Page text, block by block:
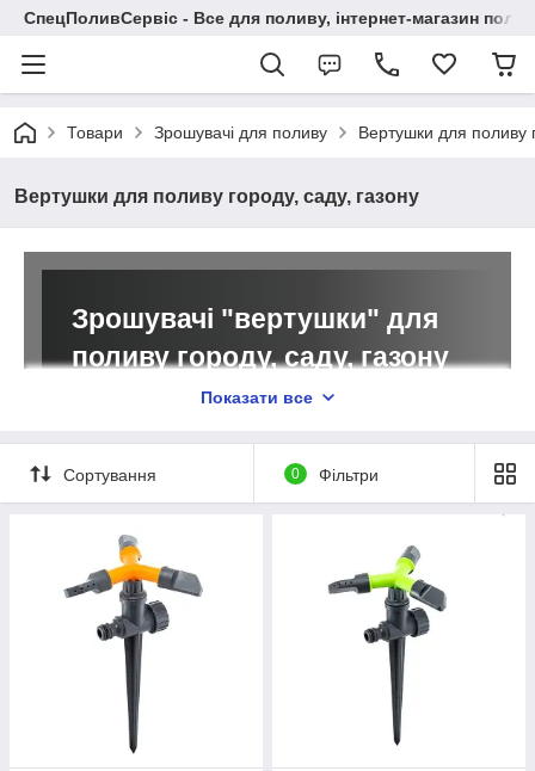
СпецПоливСервіс - Все для поливу, інтернет-магазин
Товари Зрошувачі для поливу Вертушки для поливу
Вертушки для поливу городу, саду, газону
Зрошувачі "вертушки" для
поливу городу, саду, газону
Зрошувачі для поливу (вертушки)
застосовуються для ефективного та
рівномірного зрошення ділянки! Зрошувачі
споживають небагато води і працюють
навіть при невеликому тиску води в
системі, підійдуть для будь-яких задач.
Спеціалісти компанії «СпецПоливСервіс»
проконсультують та допоможуть підібрати
оптимальні зрошувачі для поливу, з
врахуванням індивідуальних потреб!
Показати все
Сортування 0 Фільтри